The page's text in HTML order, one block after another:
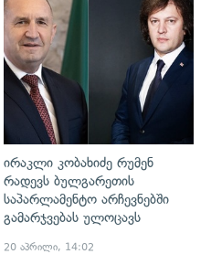
გადახედვა
ირაკლი კობახიძე რუმენ
რადევს ბულგარეთის
საპარლამენტო არჩევნებში
გამარჯვებას ულოცავს
20 აპრილი, 14:02